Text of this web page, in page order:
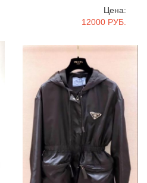
Цена:
12000 РУБ.